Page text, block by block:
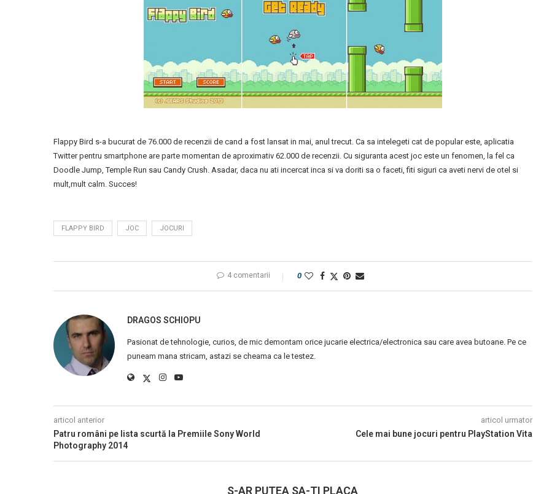
Flappy Bird s-a bucurat de 76.000 de recenzii de cand a fost lansat in mai, anul trecut. Ca sa intelegeti cat de popular este, aplicatia
Twitter pentru smartphone are parte momentan de aproximativ 62.000 de recenzii. Cu siguranta acest joc este un fenomen, la fel ca
Doodle Jump, Temple Run sau Candy Crush. Asadar, daca nu ati incercat inca si va doriti sa o faceti, fiti siguri ca aveti nervi de otel si
mult,mult calm. Succes!
FLAPPY BIRD JOC JOCURI
4 comentarii 0
DRAGOS SCHIOPU
Pasionat de tehnologie, curios, de mic demontam orice jucarie electrica/electronica sau care avea butoane. Pe ce
puneam mana stricam, astazi se cheama ca le testez.
articol anterior
Patru români pe lista scurtă la Premiile Sony World
Photography 2014
articol urmator
Cele mai bune jocuri pentru PlayStation Vita
S-AR PUTEA SA-TI PLACA